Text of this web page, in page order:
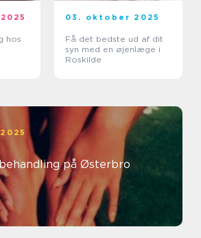
hos
03. oktober 2025
Få det bedste ud af dit
syn med en øjenlæge i
Roskilde
på Østerbro